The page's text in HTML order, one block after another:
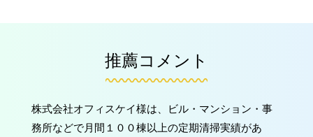
推薦コメント
株式会社オフィスケイ様は、ビル・マンション・事
務所などで月間１００棟以上の定期清掃実績があ